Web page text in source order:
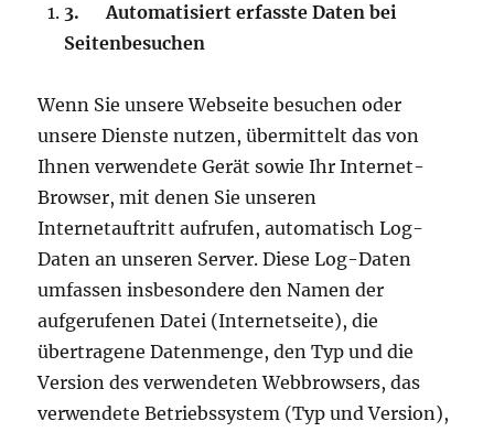
3.Automatisiert erfasste Daten bei
Seitenbesuchen
Wenn Sie unsere Webseite besuchen oder
unsere Dienste nutzen, übermittelt das von
Ihnen verwendete Gerät sowie Ihr Internet-
Browser, mit denen Sie unseren
Internetauftritt aufrufen, automatisch Log-
Daten an unseren Server. Diese Log-Daten
umfassen insbesondere den Namen der
aufgerufenen Datei (Internetseite), die
übertragene Datenmenge, den Typ und die
Version des verwendeten Webbrowsers, das
verwendete Betriebssystem (Typ und Version),